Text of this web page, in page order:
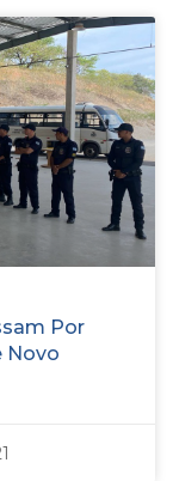
Por
Novo